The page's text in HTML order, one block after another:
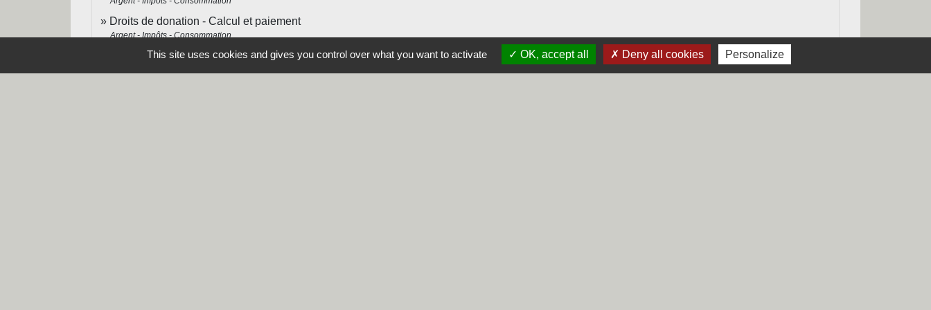
Droits de donation - Calcul et paiement
Argent - Impôts - Consommation
Signaler une erreur sur cette page
This site uses cookies and gives you control over what you want to activate OK, accept all Deny all cookies Personalize